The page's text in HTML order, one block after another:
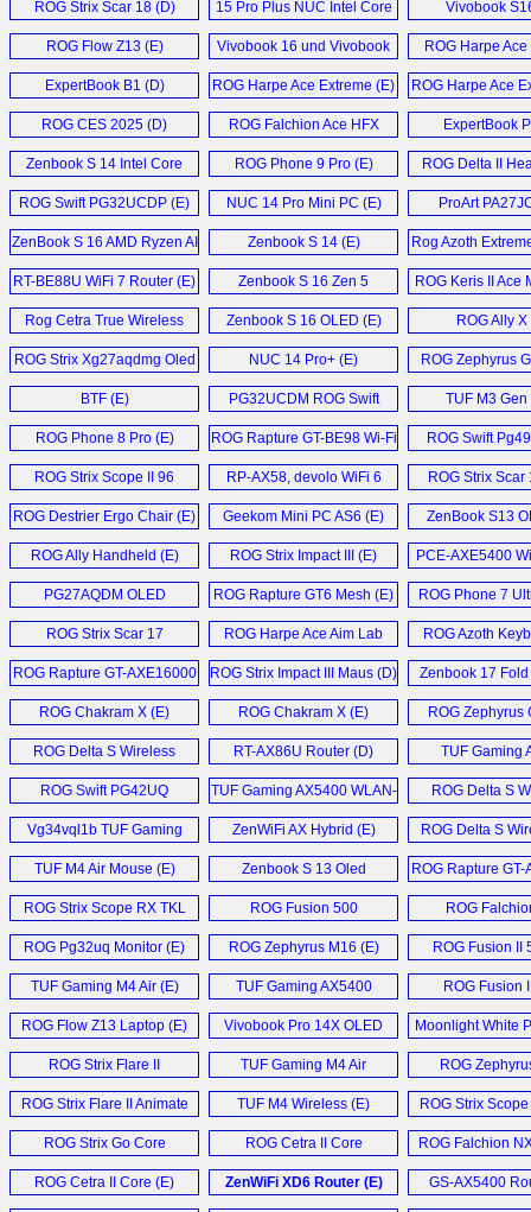
ROG Strix Scar 18 (D)
15 Pro Plus NUC Intel Core
Ultra 9 285H Mini PC (E)
Vivobook
ROG Flow Z13 (E)
Vivobook 16 und Vivobook
18 (D)
ROG Harpe
ExpertBook B1 (D) ROG Harpe Ace Extreme (E) ROG Harpe Ace
ROG CES 2025 (D)
ROG Falchion Ace HFX
Keyboard (E)
ExpertBook
Zenbook S 14 Intel Core
Ultra 7 258V Laptop (E)
ROG Phone 9 Pro (E) ROG Delta II
ROG Swift PG32UCDP (E) NUC 14 Pro Mini PC (E) ProArt
ZenBook S 16 AMD Ryzen AI
9 HX 370 Laptop (E)
Zenbook S 14 (E)
Rog Azoth
Keyboard
RT-BE88U WiFi 7 Router (E)
Zenbook S 16 Zen 5
Laptop (E)
ROG Keris II Ace
Rog Cetra True Wireless
SpeedNova IEMs (E)
Zenbook S 16 OLED (E) ROG Ally X
ROG Strix Xg27aqdmg Oled
Monitor (E)
NUC 14 Pro+ (E)
ROG Zephyrus
Gaming
BTF (E)
PG32UCDM ROG Swift
Oled (E)
TUF M3 Gen
ROG Phone 8 Pro (E)
ROG Rapture GT-BE98 Wi-Fi
7 (E)
ROG Swift
ROG Strix Scope II 96
Wireless Gaming
Keyboard (E)
RP-AX58, devolo WiFi 6
Repeater 5400, AVM
FRITZ!Repeater 6000
Repeater (D)
ROG Strix Scar
Laptop
ROG Destrier Ergo Chair (E)
Geekom Mini PC AS6 (E) ZenBook S13
ROG Ally Handheld (E) ROG Strix Impact III (E) PCE-AXE5400
PG27AQDM OLED
Monitor (E)
ROG Rapture GT6 Mesh (E) ROG Phone 7
ROG Strix Scar 17
Laptop (E)
ROG Harpe Ace Aim Lab
Edition (E)
ROG Azoth
ROG Rapture GT-AXE16000
Router (E)
ROG Strix Impact III Maus (D) Zenbook 17
ROG Chakram X (E) ROG Chakram X (E) ROG Zephyrus
ROG Delta S Wireless
Gaming Headset (E)
RT-AX86U Router (D) TUF Gaming
ROG Swift PG42UQ
Monitor (E)
TUF Gaming AX5400 WLAN-
Router (D)
ROG Delta S
Headset
Vg34vql1b TUF Gaming
Monitor (D)
ZenWiFi AX Hybrid (E) ROG Delta S
TUF M4 Air Mouse (E)
Zenbook S 13 Oled
Laptop (E)
ROG Rapture GT-
router
ROG Strix Scope RX TKL
Deluxe Wireless (E)
ROG Fusion 500
Headset (D)
ROG
Mechanical
ROG Pg32uq Monitor (E)
ROG Zephyrus M16 (E) ROG Fusion II
TUF Gaming M4 Air (E)
TUF Gaming AX5400
Router (E)
ROG Fusion
Headset
ROG Flow Z13 Laptop (E)
Vivobook Pro 14X OLED
Notebook (D)
Moonlight White
Collection
ROG Strix Flare II
Animate (E)
TUF Gaming M4 Air
Mouse (E)
ROG
Laptop
ROG Strix Flare II Animate
Keyboard (E)
TUF M4 Wireless (E)
ROG Strix
Mouse
ROG Strix Go Core
Headset (E)
ROG Cetra II Core
Headset (E)
ROG Falchion
Keyboard
ROG Cetra II Core (E)
ZenWiFi XD6 Router (E) GS-AX5400